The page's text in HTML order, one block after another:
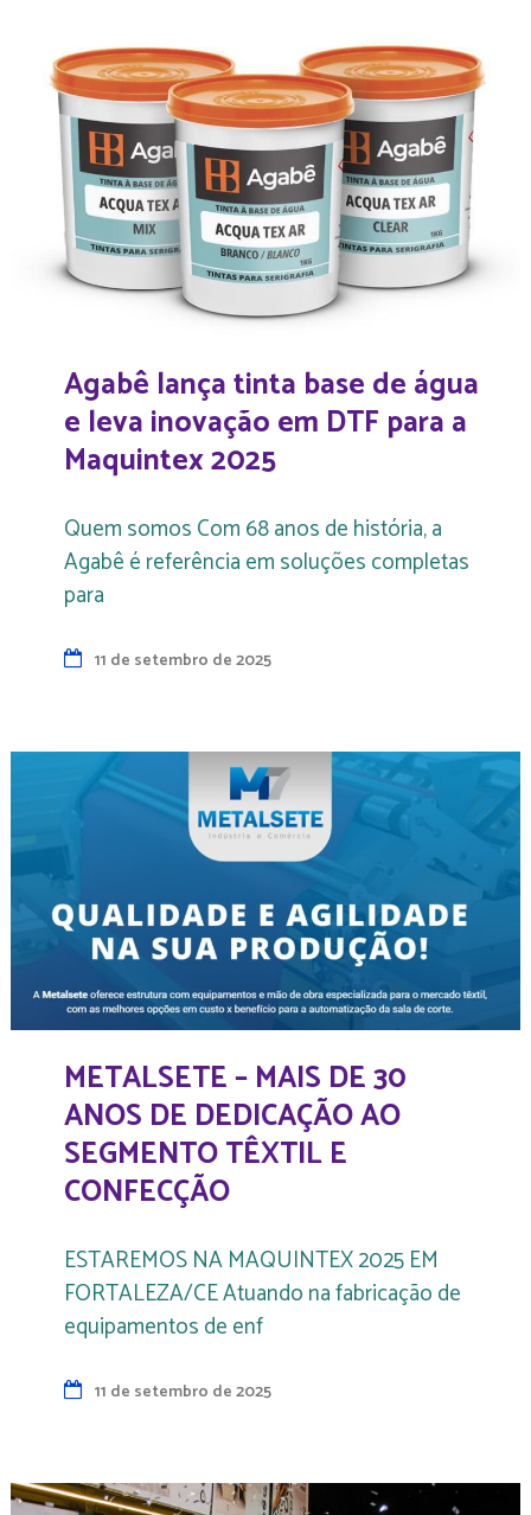
Agabê lança tinta base de água
e leva inovação em DTF para a
Maquintex 2025
Quem somos Com 68 anos de história, a
Agabê é referência em soluções completas
para
11 de setembro de 2025
METALSETE – MAIS DE 30
ANOS DE DEDICAÇÃO AO
SEGMENTO TÊXTIL E
CONFECÇÃO
ESTAREMOS NA MAQUINTEX 2025 EM
FORTALEZA/CE Atuando na fabricação de
equipamentos de enf
11 de setembro de 2025